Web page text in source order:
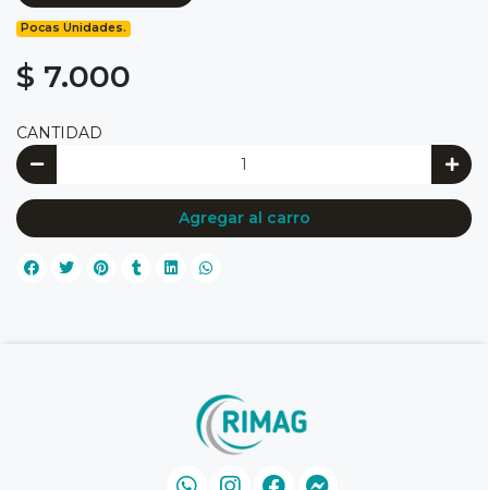
Pocas Unidades.
$ 7.000
CANTIDAD
Agregar al carro